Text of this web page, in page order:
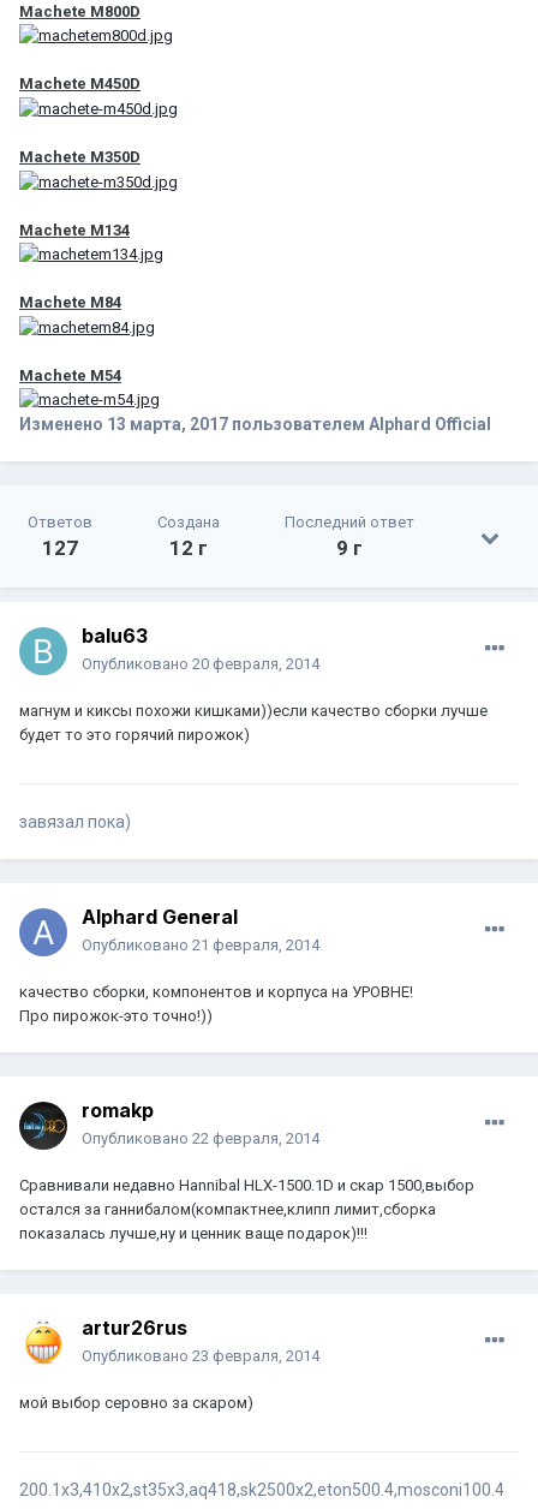
Machete M800D
Machete M450D
Machete M350D
Machete M134
Machete M84
Machete M54
Изменено 13 марта, 2017 пользователем Alphard Official
Ответов
127
Создана
12 г
Последний ответ
9 г
balu63
Опубликовано 20 февраля, 2014
магнум и киксы похожи кишками))если качество сборки лучше
будет то это горячий пирожок)
завязал пока)
Alphard General
Опубликовано 21 февраля, 2014
качество сборки, компонентов и корпуса на УРОВНЕ!
Про пирожок-это точно!))
romakp
Опубликовано 22 февраля, 2014
Сравнивали недавно Hannibal HLX-1500.1D и скар 1500,выбор
остался за ганнибалом(компактнее,клипп лимит,сборка
показалась лучше,ну и ценник ваще подарок)!!!
artur26rus
Опубликовано 23 февраля, 2014
мой выбор серовно за скаром)
200.1x3,410х2,st35x3,aq418,sk2500х2,eton500.4,mosconi100.4